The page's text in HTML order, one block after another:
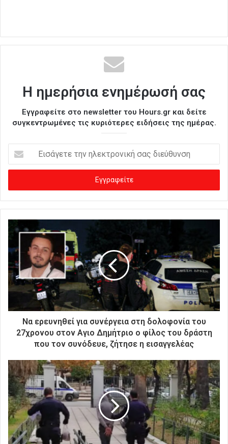
Η ημερήσια ενημέρωσή σας
Εγγραφείτε στο newsletter του Hours.gr και δείτε
συγκεντρωμένες τις κυριότερες ειδήσεις της ημέρας.
σ
γ
ε
τ
η
λ
ε
τ
κ
ή
α
ς
δ
ι
ε
Να ερευνηθεί για συνέργεια στη δολοφονία του
27χρονου στον Αγιο Δημήτριο ο φίλος του δράστη
που τον συνόδευε, ζήτησε η εισαγγελέας